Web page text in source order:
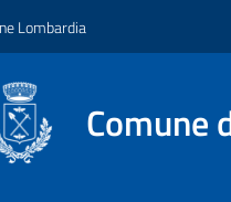
Lombardia
Comune